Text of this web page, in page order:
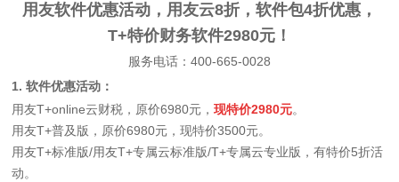
用友软件优惠活动，用友云8折，软件包4折优惠，
T+特价财务软件2980元！
服务电话：400-665-0028
1. 软件优惠活动：
用友T+online云财税，原价6980元，现特价2980元。
用友T+普及版，原价6980元，现特价3500元。
用友T+标准版/用友T+专属云标准版/T+专属云专业版，有特价5折活
动。